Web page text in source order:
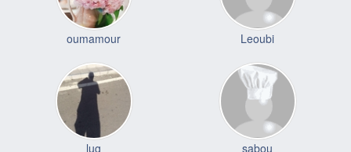
oumamour Leoubi
lug sabou